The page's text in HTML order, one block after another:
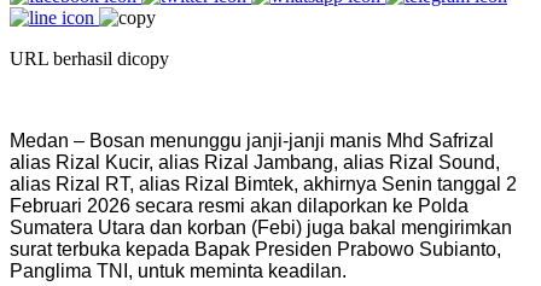
URL berhasil dicopy
Medan – Bosan menunggu janji-janji manis Mhd Safrizal
alias Rizal Kucir, alias Rizal Jambang, alias Rizal Sound,
alias Rizal RT, alias Rizal Bimtek, akhirnya Senin tanggal 2
Februari 2026 secara resmi akan dilaporkan ke Polda
Sumatera Utara dan korban (Febi) juga bakal mengirimkan
surat terbuka kepada Bapak Presiden Prabowo Subianto,
Panglima TNI, untuk meminta keadilan.